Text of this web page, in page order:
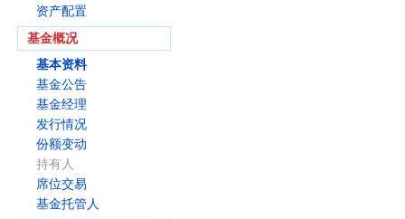
资产配置
基金概况
基本资料
基金公告
基金经理
发行情况
份额变动
持有人
席位交易
基金托管人